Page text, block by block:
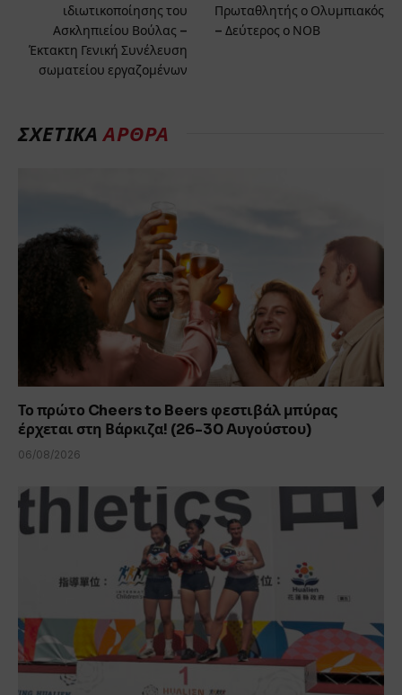
ιδιωτικοποίησης του
Ασκληπιείου Βούλας –
Έκτακτη Γενική Συνέλευση
σωματείου εργαζομένων
Πρωταθλητής ο Ολυμπιακός
– Δεύτερος ο ΝΟΒ
ΣΧΕΤΙΚΑΑΡΘΡΑ
Το πρώτο Cheers to Beers φεστιβάλ μπύρας
έρχεται στη Βάρκιζα! (26-30 Aυγούστου)
06/08/2026